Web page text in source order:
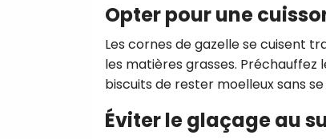
Opter pour une
Les cornes de gazelle se cuisent
les matières grasses. Préchauffez
biscuits de rester moelleux sans
Éviter le glaçage au